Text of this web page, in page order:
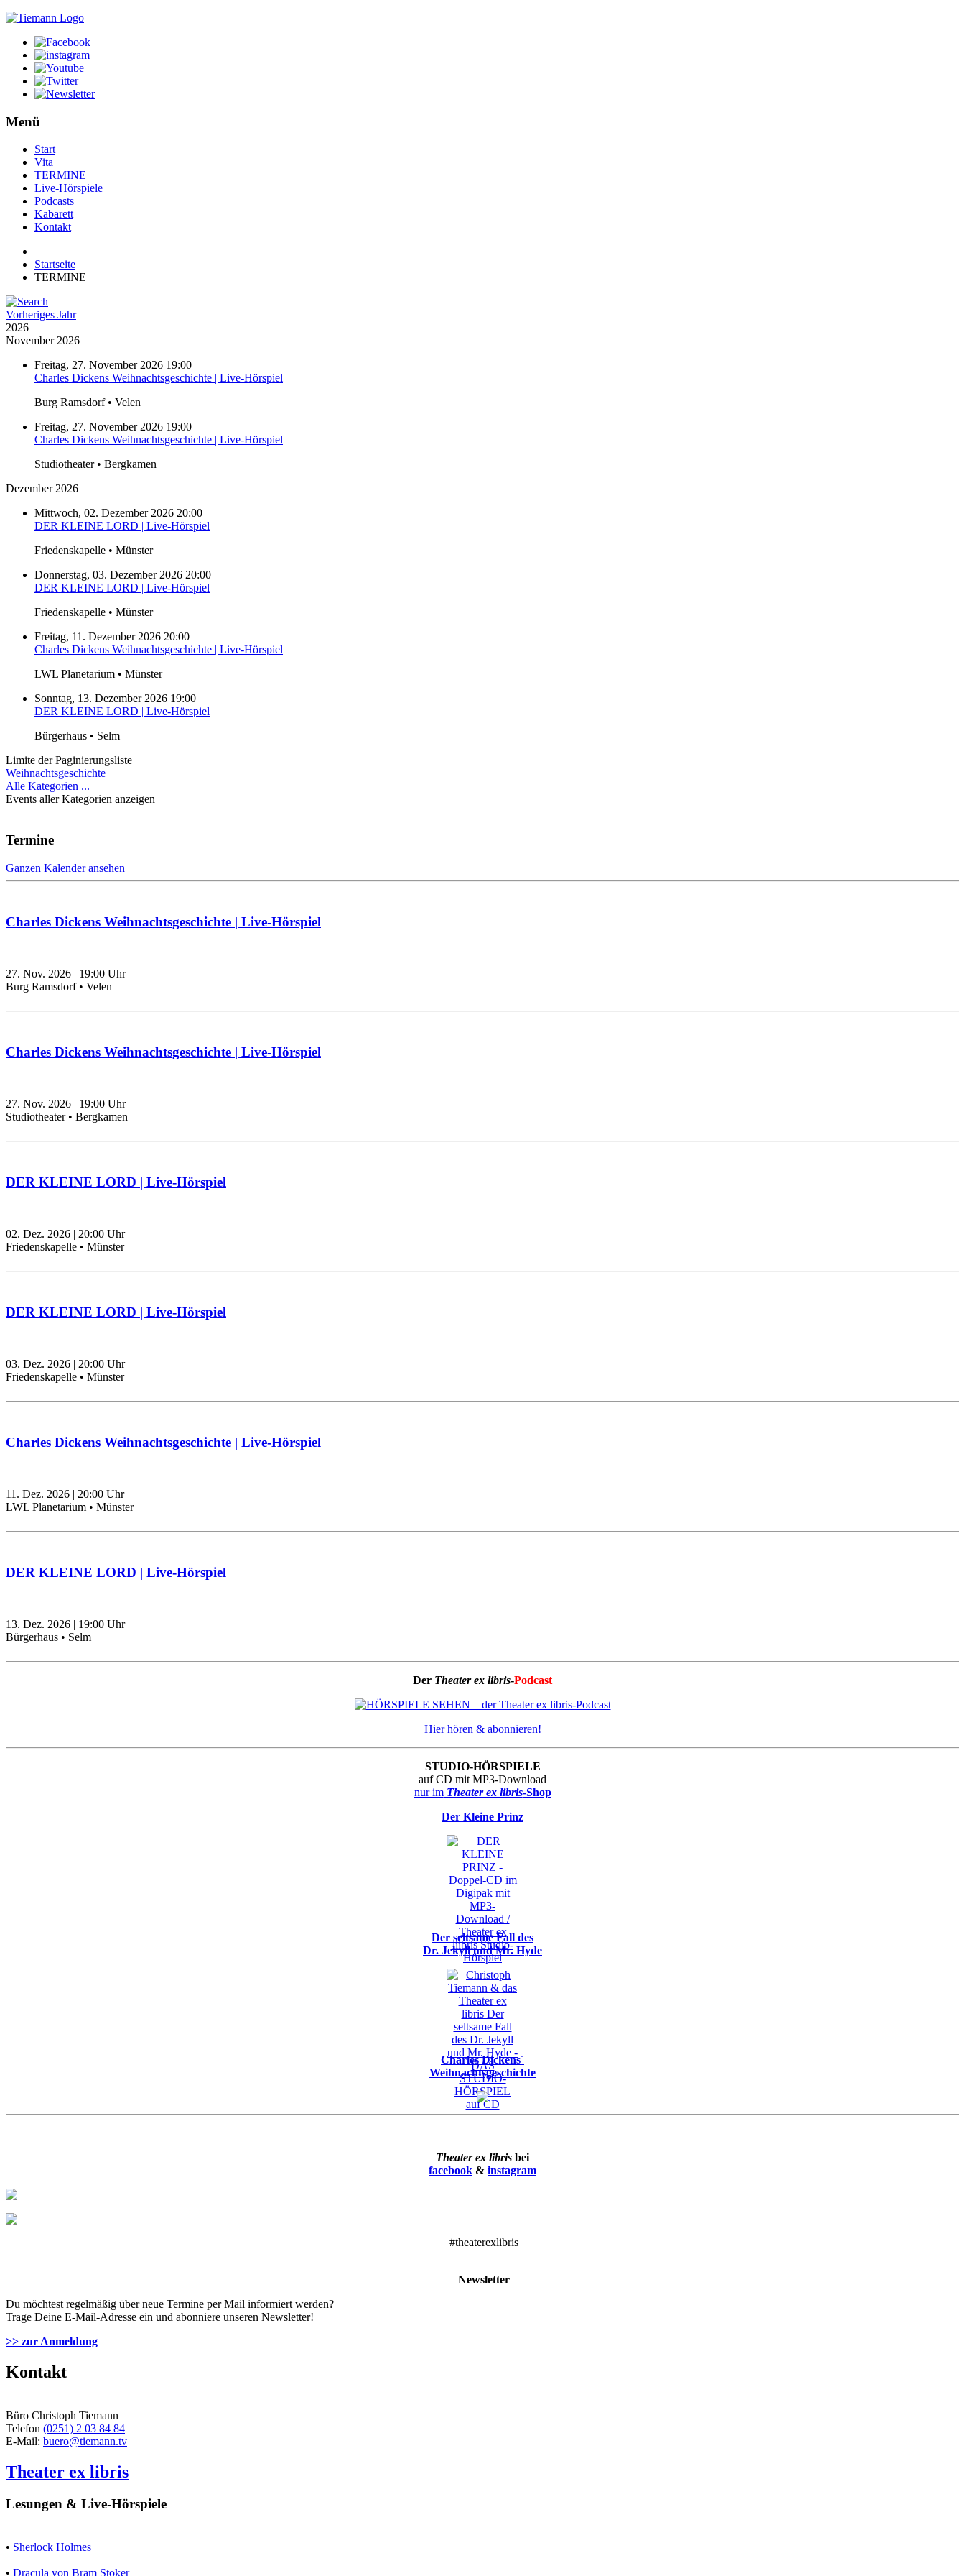
Menü
Start
Vita
TERMINE
Live-Hörspiele
Podcasts
Kabarett
Kontakt
Startseite
TERMINE
Vorheriges Jahr
2026
November 2026
Freitag, 27. November 2026 19:00
Charles Dickens Weihnachtsgeschichte | Live-Hörspiel
Burg Ramsdorf • Velen
Freitag, 27. November 2026 19:00
Charles Dickens Weihnachtsgeschichte | Live-Hörspiel
Studiotheater • Bergkamen
Dezember 2026
Mittwoch, 02. Dezember 2026 20:00
DER KLEINE LORD | Live-Hörspiel
Friedenskapelle • Münster
Donnerstag, 03. Dezember 2026 20:00
DER KLEINE LORD | Live-Hörspiel
Friedenskapelle • Münster
Freitag, 11. Dezember 2026 20:00
Charles Dickens Weihnachtsgeschichte | Live-Hörspiel
LWL Planetarium • Münster
Sonntag, 13. Dezember 2026 19:00
DER KLEINE LORD | Live-Hörspiel
Bürgerhaus • Selm
Limite der Paginierungsliste
Weihnachtsgeschichte
Alle Kategorien ...
Events aller Kategorien anzeigen
Termine
Ganzen Kalender ansehen
Charles Dickens Weihnachtsgeschichte | Live-Hörspiel
27. Nov. 2026 | 19:00 Uhr
Burg Ramsdorf • Velen
Charles Dickens Weihnachtsgeschichte | Live-Hörspiel
27. Nov. 2026 | 19:00 Uhr
Studiotheater • Bergkamen
DER KLEINE LORD | Live-Hörspiel
02. Dez. 2026 | 20:00 Uhr
Friedenskapelle • Münster
DER KLEINE LORD | Live-Hörspiel
03. Dez. 2026 | 20:00 Uhr
Friedenskapelle • Münster
Charles Dickens Weihnachtsgeschichte | Live-Hörspiel
11. Dez. 2026 | 20:00 Uhr
LWL Planetarium • Münster
DER KLEINE LORD | Live-Hörspiel
13. Dez. 2026 | 19:00 Uhr
Bürgerhaus • Selm
Der Theater ex libris-Podcast
Hier hören & abonnieren!
STUDIO-HÖRSPIELE
auf CD mit MP3-Download
nur imTheater ex libris-Shop
Der Kleine Prinz
Der seltsame Fall des
Dr. Jekyll und Mr. Hyde
Charles Dickens´
Weihnachtsgeschichte
Theater ex libris bei
facebook & instagram
#theaterexlibris
Newsletter
Du möchtest regelmäßig über neue Termine per Mail informiert werden?
Trage Deine E-Mail-Adresse ein und abonniere unseren Newsletter!
>> zur Anmeldung
Kontakt
Büro Christoph Tiemann
Telefon (0251) 2 03 84 84
E-Mail: buero@tiemann.tv
Theater ex libris
Lesungen & Live-Hörspiele
• Sherlock Holmes
• Dracula von Bram Stoker